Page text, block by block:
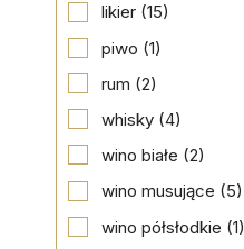
likier (15)
piwo (1)
rum (2)
whisky (4)
wino białe (2)
wino musujące (5)
wino półsłodkie (1)